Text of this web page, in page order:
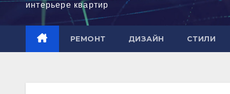
интерьере квартир
РЕМОНТ ДИЗАЙН СТИЛИ